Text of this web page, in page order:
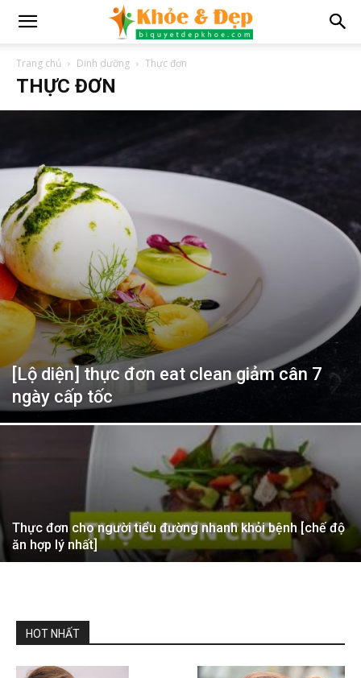
Trang chủ Dinh dưỡng Thực đơn
THỰC ĐƠN
[Lộ diện] thực đơn eat clean giảm cân 7
ngày cấp tốc
Thực đơn cho người tiểu đường nhanh khỏi bệnh [chế độ
ăn hợp lý nhất]
HOT NHẤT